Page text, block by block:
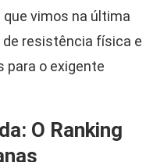
vimos na última
resistência física e
para o exigente
O Ranking